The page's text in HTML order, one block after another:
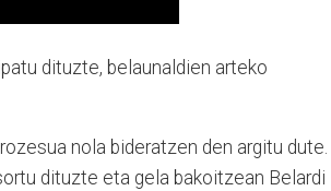
dituzte, belaunaldien arteko
nola bideratzen den argitu dute.
dituzte eta gela bakoitzean Belardi